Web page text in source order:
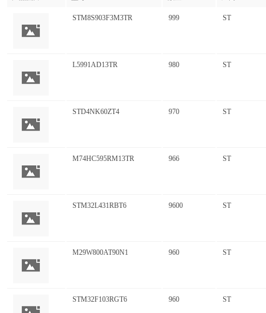
STM8S903F3M3TR 999 ST
L5991AD13TR 980 ST
STD4NK60ZT4 970 ST
M74HC595RM13TR 966 ST
STM32L431RBT6 9600 ST
M29W800AT90N1 960 ST
STM32F103RGT6 960 ST